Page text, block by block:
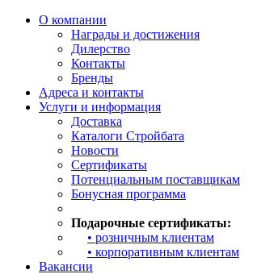
О компании
Награды и достижения
Дилерство
Контакты
Бренды
Адреса и контакты
Услуги и информация
Доставка
Каталоги Стройбата
Новости
Сертификаты
Потенциальным поставщикам
Бонусная программа
Подарочные сертификаты:
• розничным клиентам
• корпоративным клиентам
Вакансии